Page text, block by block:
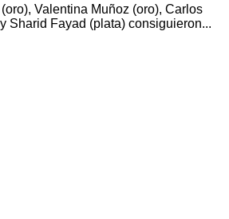
Valentina Muñoz (oro), Carlos
Sharid Fayad (plata) consiguieron...